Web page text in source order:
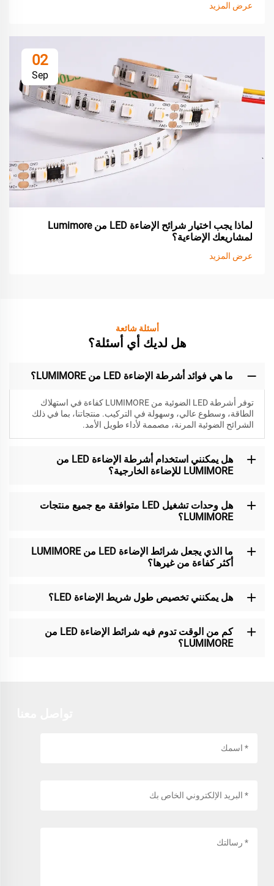
عرض المزيد
02
Sep
لماذا يجب اختيار شرائح الإضاءة LED من Lumimore
لمشاريعك الإضاءية؟
عرض المزيد
أسئلة شائعة
هل لديك أي أسئلة؟
ما هي فوائد أشرطة الإضاءة LED من LUMIMORE؟
توفر أشرطة LED الضوئية من LUMIMORE كفاءة في استهلاك
الطاقة، وسطوع عالي، وسهولة في التركيب. منتجاتنا، بما في ذلك
الشرائح الضوئية المرنة، مصممة لأداء طويل الأمد.
هل يمكنني استخدام أشرطة الإضاءة LED من
LUMIMORE للإضاءة الخارجية؟
هل وحدات تشغيل LED متوافقة مع جميع منتجات
LUMIMORE؟
ما الذي يجعل شرائط الإضاءة LED من LUMIMORE
أكثر كفاءة من غيرها؟
هل يمكنني تخصيص طول شريط الإضاءة LED؟
كم من الوقت تدوم فيه شرائط الإضاءة LED من
LUMIMORE؟